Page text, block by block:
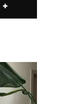
Ce produit a plusieurs variations. Les options peuvent être choisies sur la page du produit